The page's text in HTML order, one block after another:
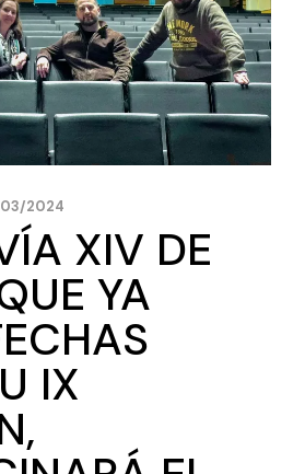
2024
XIV DE
YA
IX